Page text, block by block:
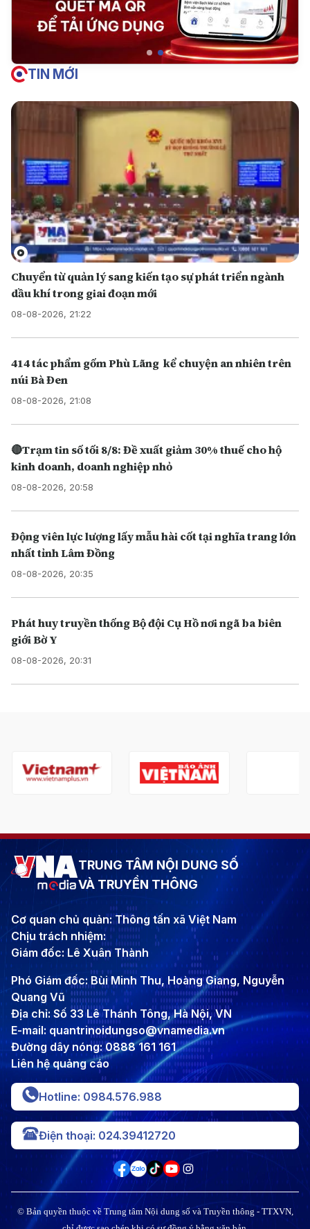
TIN MỚI
Chuyển từ quản lý sang kiến tạo sự phát triển ngành
dầu khí trong giai đoạn mới
08-08-2026, 21:22
414 tác phẩm gốm Phù Lãng kể chuyện an nhiên trên
núi Bà Đen
08-08-2026, 21:08
🔴Trạm tin số tối 8/8: Đề xuất giảm 30% thuế cho hộ
kinh doanh, doanh nghiệp nhỏ
08-08-2026, 20:58
Động viên lực lượng lấy mẫu hài cốt tại nghĩa trang lớn
nhất tỉnh Lâm Đồng
08-08-2026, 20:35
Phát huy truyền thống Bộ đội Cụ Hồ nơi ngã ba biên
giới Bờ Y
08-08-2026, 20:31
TRUNG TÂM NỘI DUNG SỐ
VÀ TRUYỀN THÔNG
Cơ quan chủ quản: Thông tấn xã Việt Nam
Chịu trách nhiệm:
Giám đốc: Lê Xuân Thành
Phó Giám đốc: Bùi Minh Thu, Hoàng Giang, Nguyễn
Quang Vũ
Địa chỉ: Số 33 Lê Thánh Tông, Hà Nội, VN
E-mail: quantrinoidungso@vnamedia.vn
Đường dây nóng: 0888 161 161
Liên hệ quảng cáo
Hotline: 0984.576.988
Điện thoại: 024.39412720
© Bản quyền thuộc về Trung tâm Nội dung số và Truyền thông - TTXVN,